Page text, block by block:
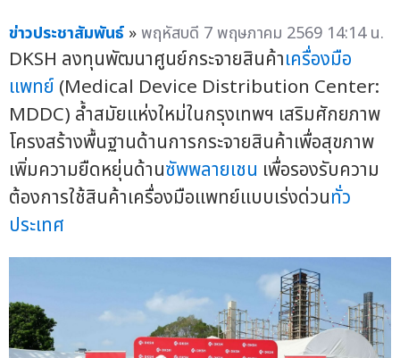
ข่าวประชาสัมพันธ์ »พฤหัสบดี 7 พฤษภาคม 2569 14:14 น.
DKSH ลงทุนพัฒนาศูนย์กระจายสินค้าเครื่องมือ
แพทย์ (Medical Device Distribution Center:
MDDC) ล้ำสมัยแห่งใหม่ในกรุงเทพฯ เสริมศักยภาพ
โครงสร้างพื้นฐานด้านการกระจายสินค้าเพื่อสุขภาพ
เพิ่มความยืดหยุ่นด้านซัพพลายเชน เพื่อรองรับความ
ต้องการใช้สินค้าเครื่องมือแพทย์แบบเร่งด่วนทั่ว
ประเทศ